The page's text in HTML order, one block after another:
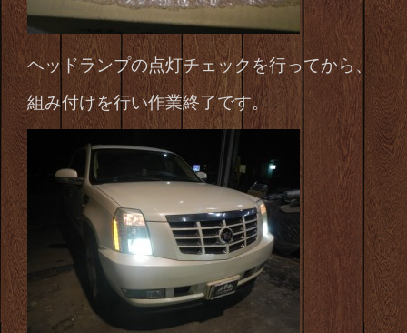
ヘッドランプの点灯チェックを行ってから、
組み付けを行い作業終了です。